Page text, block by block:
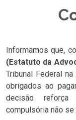
Informamos que,
(Estatuto da
Tribunal Federal na
obrigados ao
decisão reforça
compulsória não